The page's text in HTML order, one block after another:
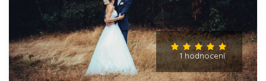
1 hodnocení